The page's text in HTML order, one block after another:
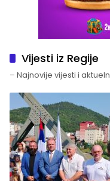
Vijesti iz Regije
– Najnovije vijesti i